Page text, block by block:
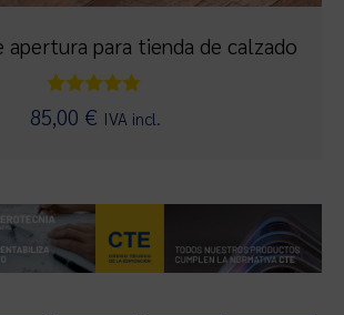
apertura para tienda de calzado
Valorado
con
85,00 € IVA incl.